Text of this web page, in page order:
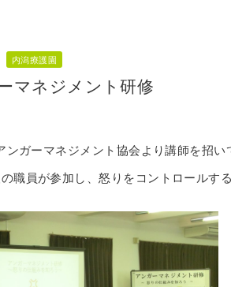
内潟療護園
マネジメント研修
ガーマネジメント協会より講師を招い
職員が参加し、怒りをコントロールす